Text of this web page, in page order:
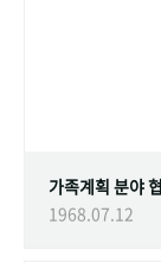
가족계획 분야
1968.07.12